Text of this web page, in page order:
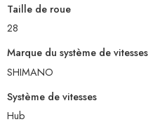
Taille de roue
28
Marque du système de
SHIMANO
Système de vitesses
Hub